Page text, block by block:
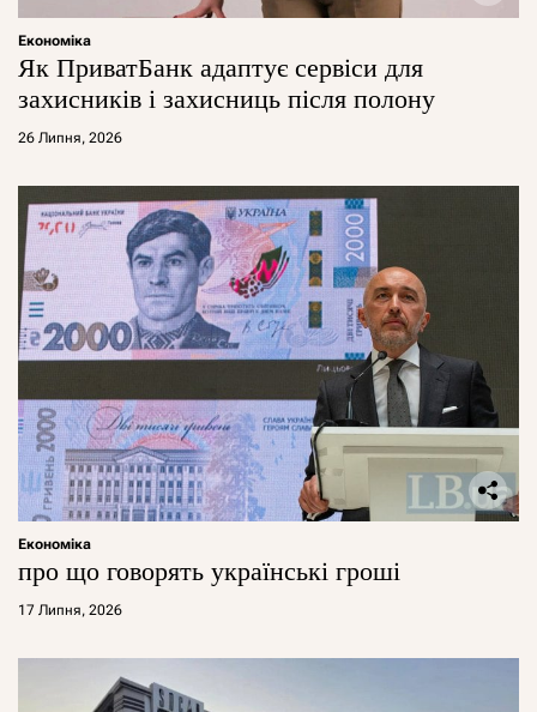
Економіка
Як ПриватБанк адаптує сервіси для
захисників і захисниць після полону
26 Липня, 2026
Економіка
про що говорять українські гроші
17 Липня, 2026